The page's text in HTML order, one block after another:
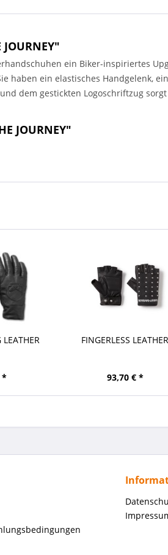
ein Biker-inspiriertes
haben ein elastisches Handgelenk,
dem gestickten Logoschriftzug
JOURNEY"
LEATHER
*
FINGERLESS LEATHER
93,70 € *